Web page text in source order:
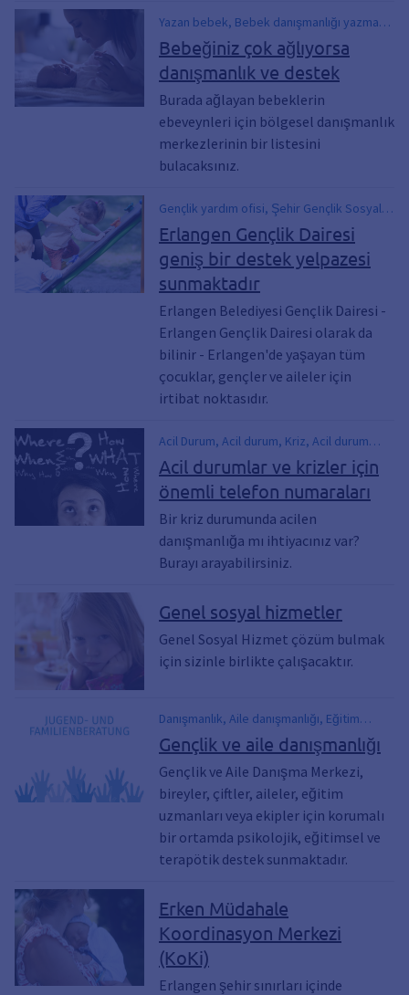
Yazan bebek, Bebek danışmanlığı yazmak,
Bebek çok ağlıyor, Danışmanlık ve destek,
Ağlama polikliniği
Bebeğiniz çok ağlıyorsa
danışmanlık ve destek
Burada ağlayan bebeklerin
ebeveynleri için bölgesel danışmanlık
merkezlerinin bir listesini
bulacaksınız.
Gençlik yardım ofisi, Şehir Gençlik Sosyal
Yardım Ofisi, Destek için, Aileler, Çocuklar,
Gençler, Danışmanlık, Yardımlar, Aileleri
desteklemek, Çocuk Bakımı, Çocuk
koruma, Gençlik Dairesi ile İletişime Geçin,
Aile sorunları, Gençlik Refah Ofisi Teklifi
Erlangen Gençlik Dairesi
geniş bir destek yelpazesi
sunmaktadır
Erlangen Belediyesi Gençlik Dairesi -
Erlangen Gençlik Dairesi olarak da
bilinir - Erlangen'de yaşayan tüm
çocuklar, gençler ve aileler için
irtibat noktasıdır.
Acil Durum, Acil durum, Kriz, Acil durum
danışmanlığı, Yardım krizi, Danışmanlık, Acil
durum numarası, Kriz telefonu
Acil durumlar ve krizler için
önemli telefon numaraları
Bir kriz durumunda acilen
danışmanlığa mı ihtiyacınız var?
Burayı arayabilirsiniz.
Genel sosyal hizmetler
Genel Sosyal Hizmet çözüm bulmak
için sizinle birlikte çalışacaktır.
Danışmanlık, Aile danışmanlığı, Eğitim
danışmanlığı, Çift danışmanlığı, Ayrılık,
Boşanma, Çocuklar, Gençler, Genç
yetişkinler, Eğitim, Geliştirme, Destek için,
Yardım, Kriz, Okul sorunları, Öğrenme
güçlükleri, Problemler, İlişki, İlişki sorunları,
Arabuluculuk, Ebeveynlerle görüşmeler,
Ebeveynler için kurslar, Refakat edilen kişi,
Aile içi şiddet, Cinselleştirilmiş şiddet,
koruma, Okuma ve heceleme güçlükleri için
teşhis, Diskalkuli, Akıl hastalığı, Yük
Gençlik ve aile danışmanlığı
Gençlik ve Aile Danışma Merkezi,
bireyler, çiftler, aileler, eğitim
uzmanları veya ekipler için korumalı
bir ortamda psikolojik, eğitimsel ve
terapötik destek sunmaktadır.
Erken Müdahale
Koordinasyon Merkezi
(KoKi)
Erlangen şehir sınırları içinde